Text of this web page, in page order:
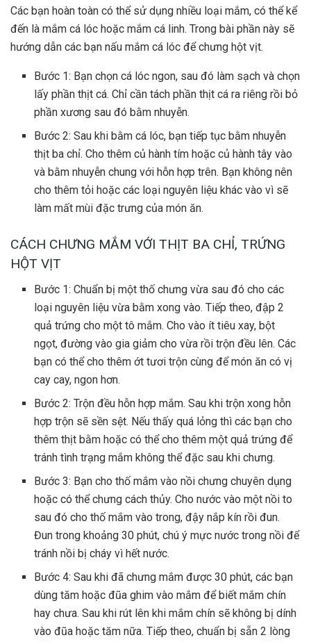
Các bạn hoàn toàn có thể sử dụng nhiều loại mắm, có thể kể
đến là mắm cá lóc hoặc mắm cá linh. Trong bài phần này sẽ
hướng dẫn các bạn nấu mắm cá lóc để chưng hột vịt.
Bước 1: Bạn chọn cá lóc ngon, sau đó làm sạch và chọn
lấy phần thịt cá. Chỉ cần tách phần thịt cá ra riêng rồi bỏ
phần xương sau đó bằm nhuyễn.
Bước 2: Sau khi bằm cá lóc, bạn tiếp tục bằm nhuyễn
thịt ba chỉ. Cho thêm củ hành tím hoặc củ hành tây vào
và bằm nhuyễn chung với hỗn hợp trên. Bạn không nên
cho thêm tỏi hoặc các loại nguyên liệu khác vào vì sẽ
làm mất mùi đặc trưng của món ăn.
CÁCH CHƯNG MẮM VỚI THỊT BA CHỈ, TRỨNG
HỘT VỊT
Bước 1: Chuẩn bị một thố chưng vừa sau đó cho các
loại nguyên liệu vừa bằm xong vào. Tiếp theo, đập 2
quả trứng cho một tô mắm. Cho vào ít tiêu xay, bột
ngọt, đường vào gia giảm cho vừa rồi trộn đều lên. Các
bạn có thể cho thêm ớt tươi trộn cùng để món ăn có vị
cay cay, ngon hơn.
Bước 2: Trộn đều hỗn hợp mắm. Sau khi trộn xong hỗn
hợp trộn sẽ sền sệt. Nếu thấy quá lỏng thì các bạn cho
thêm thịt bằm hoặc có thể cho thêm một quả trứng để
tránh tình trạng mắm không thể đặc sau khi chưng.
Bước 3: Bạn cho thố mắm vào nồi chưng chuyên dụng
hoặc có thể chưng cách thủy. Cho nước vào một nồi to
sau đó cho thố mắm vào trong, đậy nắp kín rồi đun.
Đun trong khoảng 30 phút, chú ý mực nước trong nồi để
tránh nồi bị cháy vì hết nước.
Bước 4: Sau khi đã chưng mắm được 30 phút, các bạn
dùng tăm hoặc đũa ghim vào mắm để biết mắm chín
hay chưa. Sau khi rút lên khi mắm chín sẽ không bị dính
vào đũa hoặc tăm nữa. Tiếp theo, chuẩn bị sẵn 2 lòng